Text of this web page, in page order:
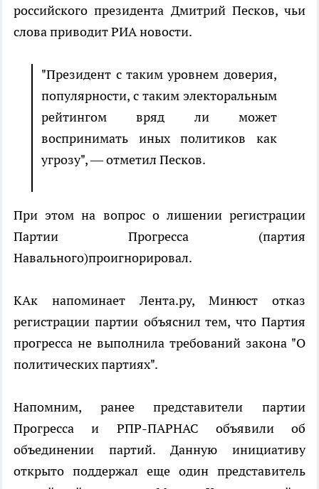
российского президента Дмитрий Песков, чьи
слова приводит РИА новости.
"Президент с таким уровнем доверия,
популярности, с таким электоральным
рейтингом вряд ли может
воспринимать иных политиков как
угрозу", — отметил Песков.
При этом на вопрос о лишении регистрации
Партии Прогресса (партия
Навального)проигнорировал.
КАк напоминает Лента.ру, Минюст отказ
регистрации партии объяснил тем, что Партия
прогресса не выполнила требований закона "О
политических партиях".
Напомним, ранее представители партии
Прогресса и РПР-ПАРНАС объявили об
объединении партий. Данную инициативу
открыто поддержал еще один представитель